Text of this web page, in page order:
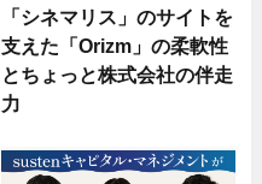
「シネマリス」のサイトを
支えた「Orizm」の柔軟性
とちょっと株式会社の伴走
力